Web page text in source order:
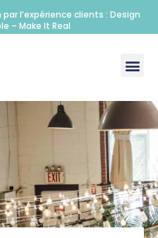
l’expérience clients : Design
– Make It Real